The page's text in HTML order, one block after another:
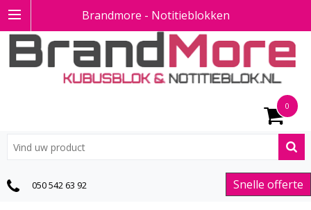
Brandmore - Notitieblokken
0
Snelle offerte
050 542 63 92